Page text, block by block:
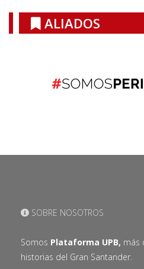
ALIADOS
SOBRE NOSOTROS
Somos Plataforma UPB, más
historias del Gran Santander.